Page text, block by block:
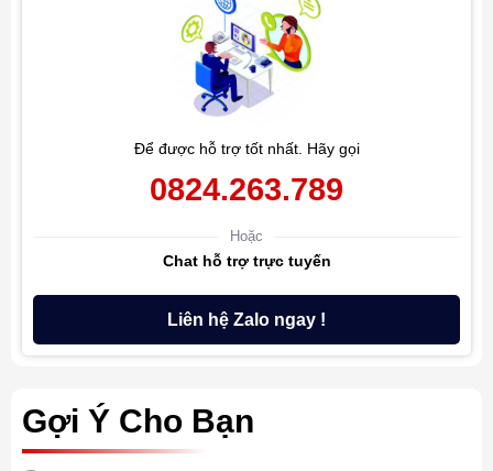
Để được hỗ trợ tốt nhất. Hãy gọi
0824.263.789
Hoặc
Chat hỗ trợ trực tuyến
Liên hệ Zalo ngay !
Gợi Ý Cho Bạn